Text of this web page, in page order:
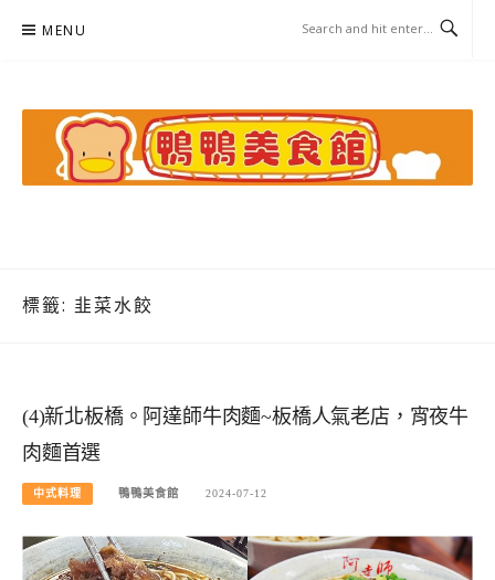
MENU
標籤: 韭菜水餃
(4)新北板橋。阿達師牛肉麵~板橋人氣老店，宵夜牛
肉麵首選
中式料理 鴨鴨美食館 2024-07-12